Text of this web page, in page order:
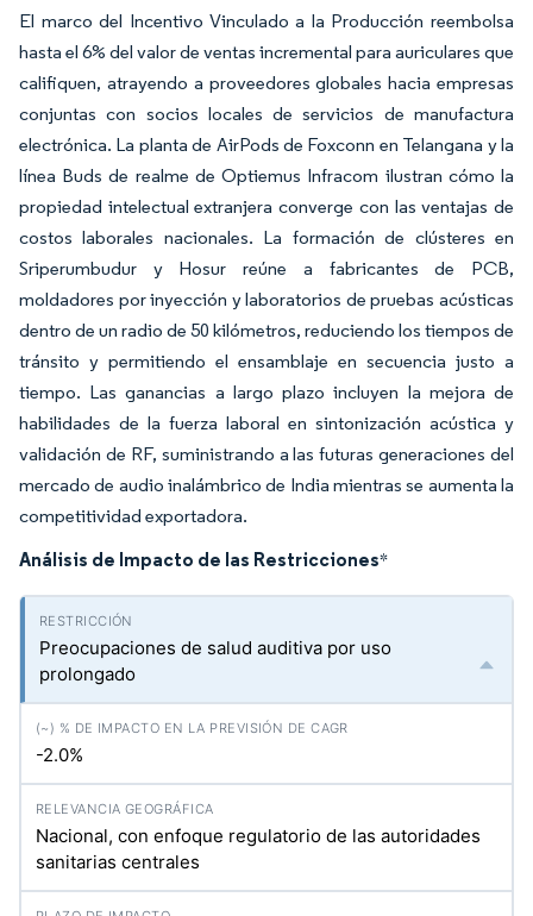
El marco del Incentivo Vinculado a la Producción reembolsa
hasta el 6% del valor de ventas incremental para auriculares que
califiquen, atrayendo a proveedores globales hacia empresas
conjuntas con socios locales de servicios de manufactura
electrónica. La planta de AirPods de Foxconn en Telangana y la
línea Buds de realme de Optiemus Infracom ilustran cómo la
propiedad intelectual extranjera converge con las ventajas de
costos laborales nacionales. La formación de clústeres en
Sriperumbudur y Hosur reúne a fabricantes de PCB,
moldadores por inyección y laboratorios de pruebas acústicas
dentro de un radio de 50 kilómetros, reduciendo los tiempos de
tránsito y permitiendo el ensamblaje en secuencia justo a
tiempo. Las ganancias a largo plazo incluyen la mejora de
habilidades de la fuerza laboral en sintonización acústica y
validación de RF, suministrando a las futuras generaciones del
mercado de audio inalámbrico de India mientras se aumenta la
competitividad exportadora.
Análisis de Impacto de las Restricciones*
Preocupaciones de salud auditiva por uso
prolongado
-2.0%
Nacional, con enfoque regulatorio de las autoridades
sanitarias centrales